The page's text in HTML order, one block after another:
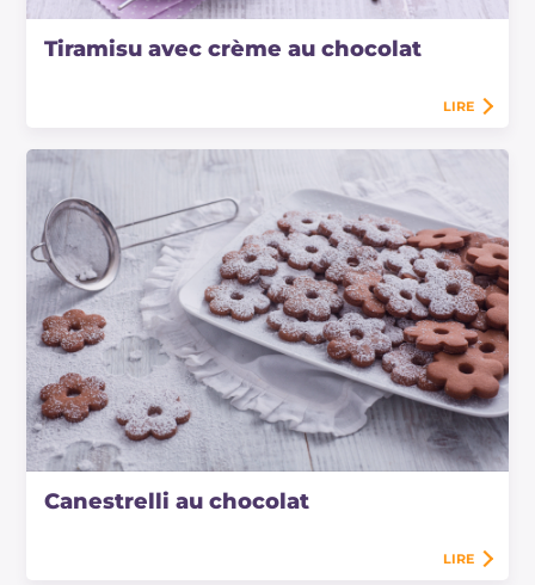
Tiramisu avec crème au chocolat
LIRE
Canestrelli au chocolat
LIRE